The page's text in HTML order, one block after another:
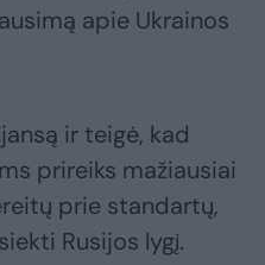
apie Ukrainos
ir teigė, kad
prireiks mažiausiai
prie standartų,
Rusijos lygį.